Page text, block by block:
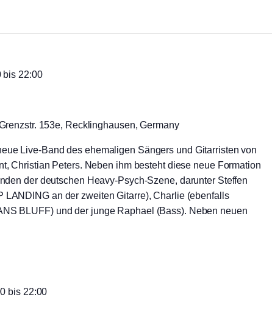
bis 22:00
153e, Recklinghausen, Germany
Live-Band des ehemaligen Sängers und Gitarristen von
Christian Peters. Neben ihm besteht diese neue Formation
der deutschen Heavy-Psych-Szene, darunter Steffen
LANDING an der zweiten Gitarre), Charlie (ebenfalls
BLUFF) und der junge Raphael (Bass). Neben neuen
bis 22:00